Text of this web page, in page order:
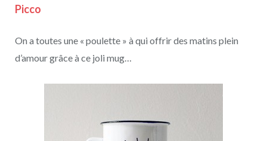
Picco
On a toutes une « poulette » à qui offrir des matins plein
d’amour grâce à ce joli mug…